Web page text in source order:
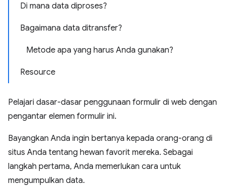
Di mana data diproses?
Bagaimana data ditransfer?
Metode apa yang harus Anda gunakan?
Resource
Pelajari dasar-dasar penggunaan formulir di web dengan
pengantar elemen formulir ini.
Bayangkan Anda ingin bertanya kepada orang-orang di
situs Anda tentang hewan favorit mereka. Sebagai
langkah pertama, Anda memerlukan cara untuk
mengumpulkan data.